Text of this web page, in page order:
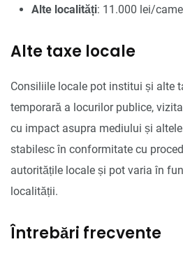
Alte localități: 11.000 lei/
Alte taxe locale
Consiliile locale pot institui și alte
temporară a locurilor publice,
cu impact asupra mediului și
stabilesc în conformitate cu
autoritățile locale și pot varia în
localității.
Întrebări frecvente